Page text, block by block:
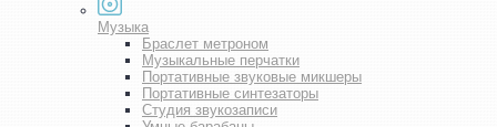
Музыка
Браслет метроном
Музыкальные перчатки
Портативные звуковые микшеры
Портативные синтезаторы
Студия звукозаписи